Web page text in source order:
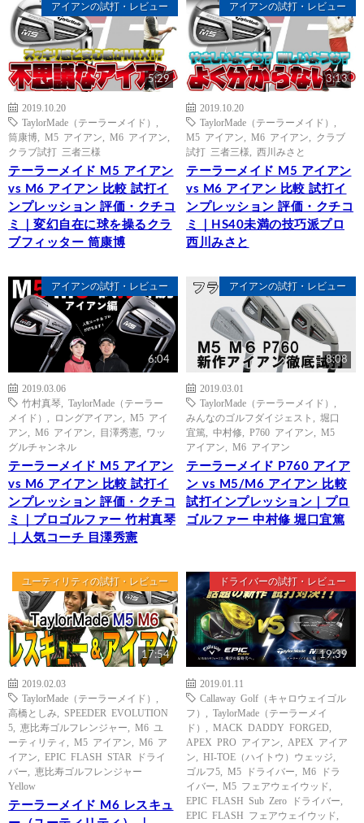
アイアンの試打・レビュー
5:29
2019.10.20
TaylorMade（テーラーメイド）
筒康博
M5 アイアン M6 アイアン
クラブ試打 三者三様
テーラーメイド M5 アイアン
vs M6 アイアン 比較 試打イ
ンプレッション 評価・クチコ
ミ｜変幻自在に球を操るクラ
ブフィッター 筒康博
アイアンの試打・レビュー
3:13
2019.10.20
TaylorMade（テーラーメイド）
M5 アイアン
M6 アイアン
クラブ
試打 三者三様
西川みさと
テーラーメイド M5 アイアン
vs M6 アイアン 比較 試打イ
ンプレッション 評価・クチコ
ミ｜HS40未満の技巧派プロ
西川みさと
アイアンの試打・レビュー
6:04
2019.03.06
竹村真琴
TaylorMade（テーラー
メイド）
ロングアイアン
M5 アイ
アン
M6 アイアン 目澤秀憲
ワッ
グルチャンネル
テーラーメイド M5 アイアン
vs M6 アイアン 比較 試打イ
ンプレッション 評価・クチコ
ミ｜プロゴルファー 竹村真琴
｜人気コーチ 目澤秀憲
アイアンの試打・レビュー
8:08
2019.03.01
TaylorMade（テーラーメイド）
みんなのゴルフダイジェスト
堀口
宜篤
中村修 P760 アイアン
M5
アイアン
M6 アイアン
テーラーメイド P760 アイア
ン vs M5/M6 アイアン 比較
試打インプレッション｜プロ
ゴルファー 中村修 堀口宜篤
ユーティリティの試打・レビュー
17:54
2019.02.03
TaylorMade（テーラーメイド）
高橋としみ
SPEEDER EVOLUTION
5
恵比寿ゴルフレンジャー
M6 ユ
ーティリティ
M5 アイアン
M6 ア
イアン
EPIC FLASH STAR ドライ
バー
恵比寿ゴルフレンジャー
Yellow
テーラーメイド M6 レスキュ
ドライバーの試打・レビュー
19:39
2019.01.11
Callaway Golf（キャロウェイゴル
フ）
TaylorMade（テーラーメイ
ド）
MACK DADDY FORGED
APEX PRO アイアン
APEX アイア
ン
HI-TOE（ハイトウ）ウェッジ
ゴルフ5
M5 ドライバー
M6 ドラ
イバー
M5 フェアウェイウッド
EPIC FLASH Sub Zero ドライバー
EPIC FLASH フェアウェイウッド